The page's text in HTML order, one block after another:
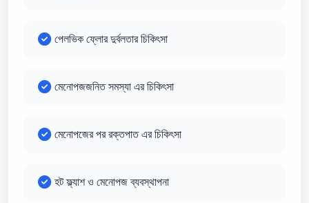
পেলভিক ফ্লোর দুর্বলতার চিকিৎসা
মেনোপজজনিত সমস্যা এর চিকিৎসা
মেনোপজের পর রক্তপাত এর চিকিৎসা
হট ফ্ল্যাশ ও মেনোপজ ব্যবস্থাপনা